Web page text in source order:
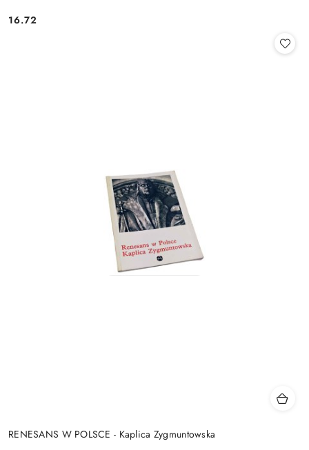
Cena:
16.72
RENESANS W POLSCE - Kaplica Zygmuntowska